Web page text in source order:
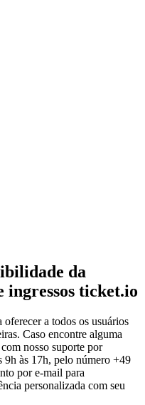
da
ingressos ticket.io
oferecer a todos os usuários
Caso encontre alguma
nosso suporte por
9h às 17h, pelo número +49
por e-mail para
personalizada com seu